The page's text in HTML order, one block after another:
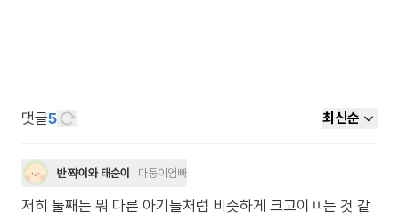
댓글5 최신순
반쨕이와 태순이 다둥이엄빠
저히 둘째는 뭐 다른 아기들처럼 비슷하게 크고이ㅛ는 것 같